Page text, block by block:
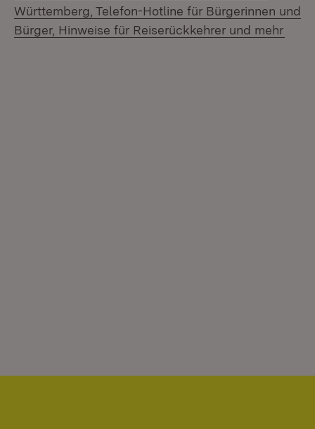
Württemberg, Telefon-Hotline für Bürgerinnen und
Bürger, Hinweise für Reiserückkehrer und mehr